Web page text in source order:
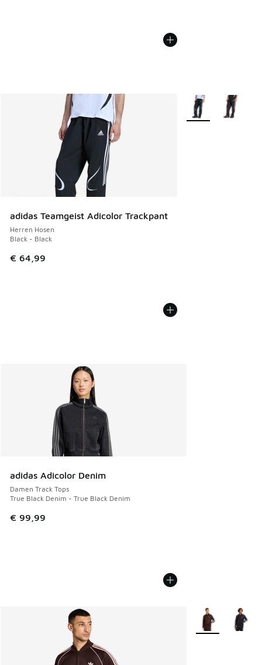
adidas Teamgeist Adicolor Trackpant
Herren Hosen
Black - Black
€ 64,99
Weitere Farben
adidas Adicolor Denim
Damen Track Tops
True Black Denim - True Black Denim
€ 99,99
Weitere Farben